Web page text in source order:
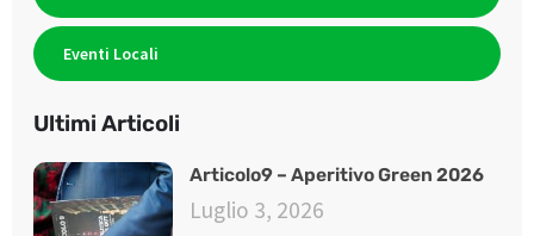
Eventi Locali
Ultimi Articoli
Articolo9 – Aperitivo Green 2026
Luglio 3, 2026